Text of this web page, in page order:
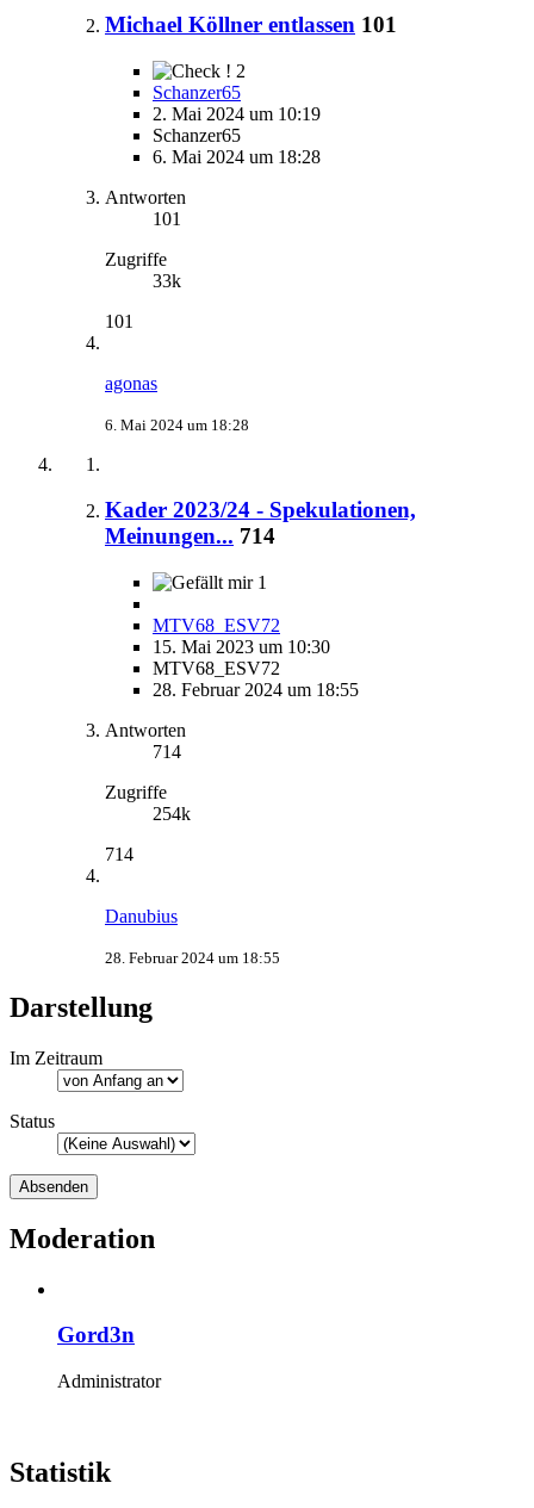
Michael Köllner entlassen 101
2
Schanzer65
2. Mai 2024 um 10:19
Schanzer65
6. Mai 2024 um 18:28
Antworten
101
Zugriffe
33k
101
agonas
6. Mai 2024 um 18:28
Kader 2023/24 - Spekulationen,
Meinungen... 714
1
MTV68_ESV72
15. Mai 2023 um 10:30
MTV68_ESV72
28. Februar 2024 um 18:55
Antworten
714
Zugriffe
254k
714
Danubius
28. Februar 2024 um 18:55
Darstellung
Im Zeitraum
Status
Moderation
Gord3n
Administrator
Statistik